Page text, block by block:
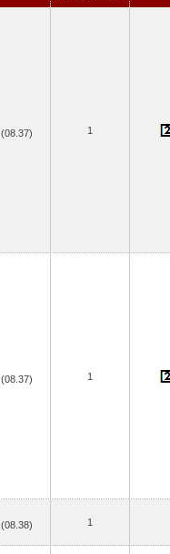
(08.37) 1
(08.37) 1
(08.38) 1